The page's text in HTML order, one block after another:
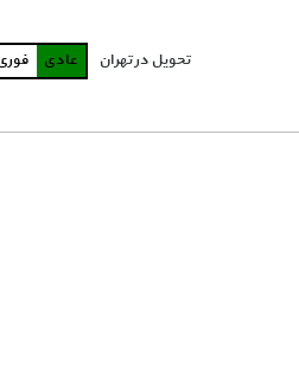
تحویل در تهران عادی